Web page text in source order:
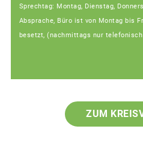
Sprechtag: Montag, Dienstag,
Absprache, Büro ist von Montag bis
besetzt, (nachmittags nur
ZUM